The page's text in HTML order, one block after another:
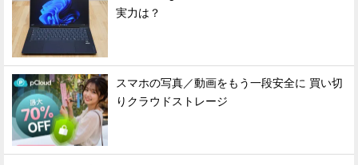
実力は？
スマホの写真／動画をもう一段安全に 買い切
りクラウドストレージ